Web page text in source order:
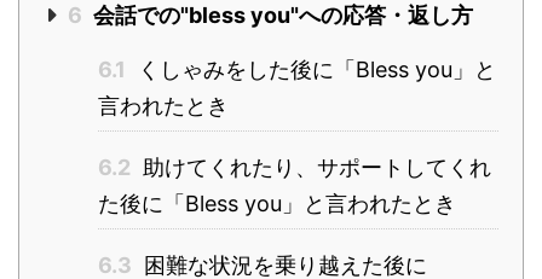
6 会話での"bless you"への応答・返し方
6.1
くしゃみをした後に「Bless you」と
言われたとき
6.2 助けてくれたり、サポートしてくれ
た後に「Bless you」と言われたとき
6.3 困難な状況を乗り越えた後に